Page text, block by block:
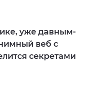
уже давным-
веб с
секретами